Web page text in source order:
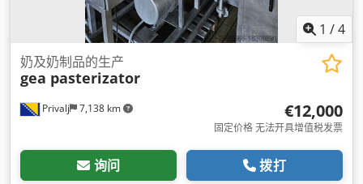
1 /4
Privalj 7,138 km
奶及奶制品的生产
gea pasterizator
€12,000
固定价格 无法开具增值税发票
询问 拨打